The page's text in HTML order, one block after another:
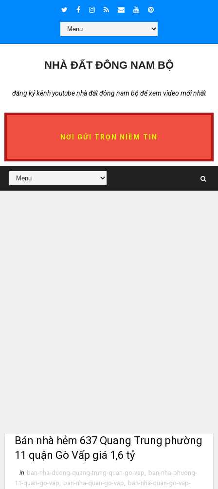
NHÀ ĐẤT ĐÔNG NAM BỘ
đăng ký kênh youtube nhà đất đông nam bộ để xem video mới nhất
NƠI GỬI TRỌN NIỀM TIN
Bán nhà hẻm 637 Quang Trung phường
11 quận Gò Vấp giá 1,6 tỷ
in ban-nha-duong-quang-trung-quan-go-vap, ban-nha-phuong-
11-quan-go-vap, ban-nha-quan-go-vap, ban-nha-quan-go-vap-